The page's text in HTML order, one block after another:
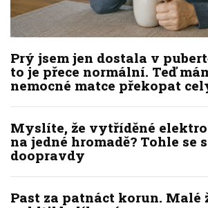
Prý jsem jen dostala v
to je přece normální. Teď
nemocné matce překopat
Myslíte, že vytříděné
na jedné hromadě? Tohle se
doopravdy
Past za patnáct korun.